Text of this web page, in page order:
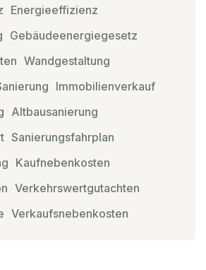
Energieeffizienz
Gebäudeenergiegesetz
Wandgestaltung
Immobilienverkauf
Altbausanierung
Sanierungsfahrplan
Kaufnebenkosten
Verkehrswertgutachten
Verkaufsnebenkosten